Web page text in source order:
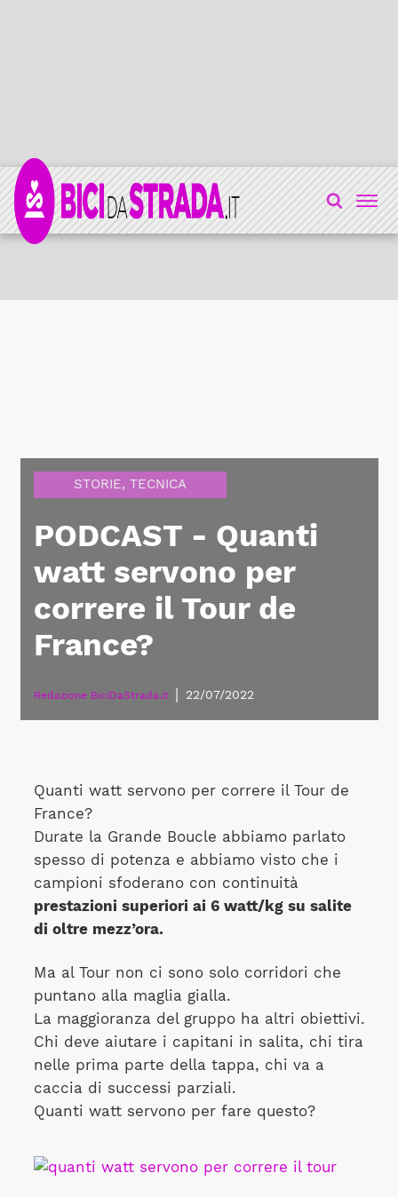
STORIE, TECNICA
PODCAST - Quanti
watt servono per
correre il Tour de
France?
Redazione BiciDaStrada.it 22/07/2022
Quanti watt servono per correre il Tour de
France?
Durate la Grande Boucle abbiamo parlato
spesso di potenza e abbiamo visto che i
campioni sfoderano con continuità
prestazioni superiori ai 6 watt/kg su salite
di oltre mezz’ora.
Ma al Tour non ci sono solo corridori che
puntano alla maglia gialla.
La maggioranza del gruppo ha altri obiettivi.
Chi deve aiutare i capitani in salita, chi tira
nelle prima parte della tappa, chi va a
caccia di successi parziali.
Quanti watt servono per fare questo?